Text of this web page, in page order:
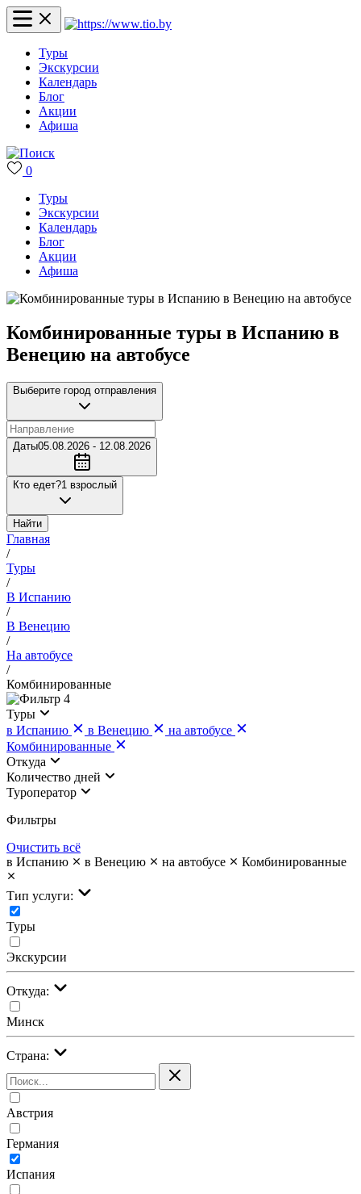
Туры
Экскурсии
Календарь
Блог
Акции
Афиша
0
Туры
Экскурсии
Календарь
Блог
Акции
Афиша
Комбинированные туры в Испанию в
Венецию на автобусе
Выберите город отправления
Даты05.08.2026 - 12.08.2026
Кто едет?1 взрослый
Найти
Главная
/
Туры
/
В Испанию
/
В Венецию
/
На автобусе
/
Комбинированные
4
Туры
в Испанию
в Венецию
на автобусе
Комбинированные
Откуда
Количество дней
Туроператор
Фильтры
Очистить всё
в Испанию
в Венецию на автобусе Комбинированные
Тип услуги:
Туры
Экскурсии
Откуда:
Минск
Страна:
Австрия
Германия
Испания